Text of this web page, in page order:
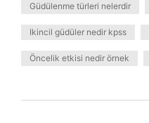
Güdülenme türleri nelerdir
Ikincil güdüler nedir kpss
Öncelik etkisi nedir örnek